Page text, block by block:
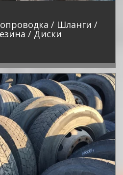
/ Шланги /
/ Диски